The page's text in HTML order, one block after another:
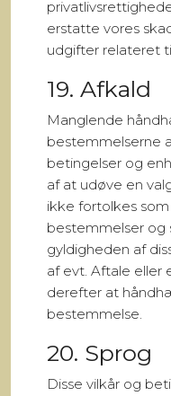
erstatte vores
udgifter relateret
19. Afkald
Manglende
bestemmelserne
betingelser og
af at udøve en
ikke fortolkes
bestemmelser og
gyldigheden af
af evt. Aftale eller
derefter at
bestemmelse.
20. Sprog
Disse vilkår og